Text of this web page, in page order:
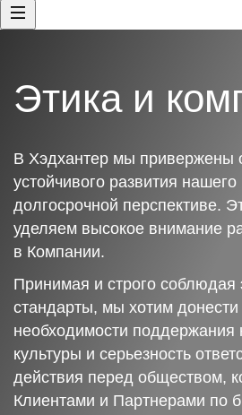
Этика и
В Хэдхантер мы привержены
устойчивого развития нашего
долгосрочной перспективе.
уделяем высокое внимание
в Компании.
Принимая и строго соблюдая
стандарты, мы хотим
необходимости поддержания
культуры и серьезность
действия перед обществом,
Клиентами и Партнерами по